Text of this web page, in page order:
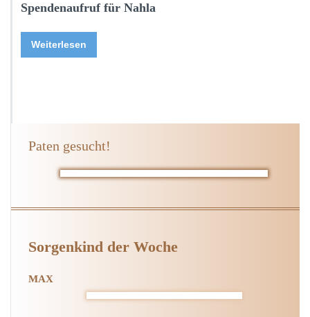
Spendenaufruf für Nahla
Weiterlesen
Paten gesucht!
Sorgenkind der Woche
MAX